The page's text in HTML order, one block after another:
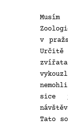
v
sice
Tato